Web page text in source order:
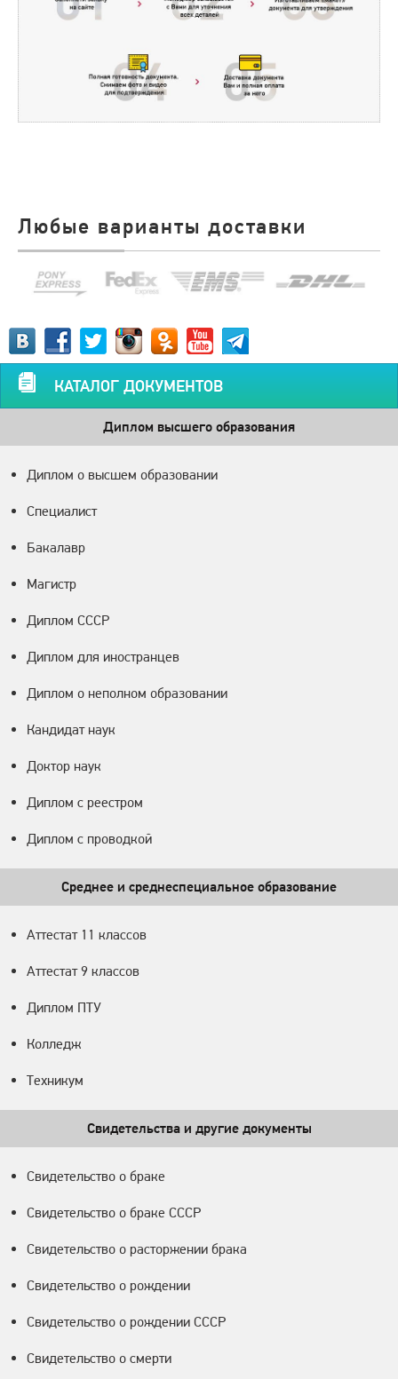
Любые варианты доставки
КАТАЛОГ ДОКУМЕНТОВ
Диплом высшего образования
Диплом о высшем образовании
Специалист
Бакалавр
Магистр
Диплом СССР
Диплом для иностранцев
Диплом о неполном образовании
Кандидат наук
Доктор наук
Диплом с реестром
Диплом с проводкой
Среднее и среднеспециальное образование
Аттестат 11 классов
Аттестат 9 классов
Диплом ПТУ
Колледж
Техникум
Свидетельства и другие документы
Свидетельство о браке
Свидетельство о браке СССР
Свидетельство о расторжении брака
Свидетельство о рождении
Свидетельство о рождении СССР
Свидетельство о смерти